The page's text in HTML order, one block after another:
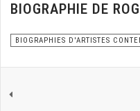
BIOGRAPHIE DE
BIOGRAPHIES D'ARTISTES